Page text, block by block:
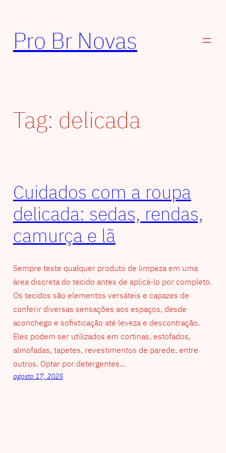
conteúdo
Pro Br Novas
Tag: delicada
Cuidados com a roupa
delicada: sedas, rendas,
camurça e lã
Sempre teste qualquer produto de limpeza em uma
área discreta do tecido antes de aplicá-lo por completo.
Os tecidos são elementos versáteis e capazes de
conferir diversas sensações aos espaços, desde
aconchego e sofisticação até leveza e descontração.
Eles podem ser utilizados em cortinas, estofados,
almofadas, tapetes, revestimentos de parede, entre
outros. Optar por detergentes…
agosto 17, 2025